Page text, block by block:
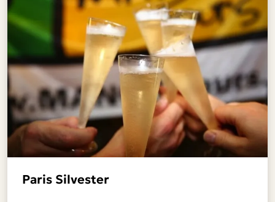
Paris Silvester